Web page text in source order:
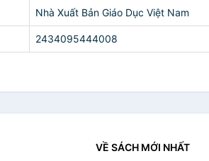
Nhà Xuất Bản Giáo Dục Việt Nam
2434095444008
VỀ SÁCH MỚI NHẤT